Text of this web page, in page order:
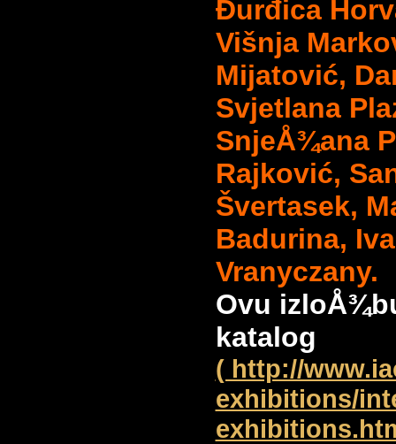
Đurđica
Višnja
Mijatović,
Svjetlana
SnjeÅ¾ana
Rajković,
Švertasek,
Badurina,
Vranyczany.
Ovu
katalog
( http://
exhibitions/